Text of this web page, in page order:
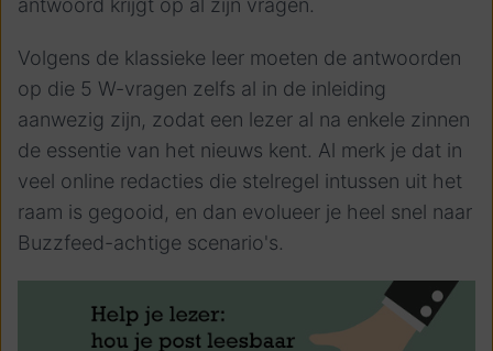
antwoord krijgt op al zijn vragen.
Volgens de klassieke leer moeten de antwoorden
op die 5 W-vragen zelfs al in de inleiding
aanwezig zijn, zodat een lezer al na enkele zinnen
de essentie van het nieuws kent. Al merk je dat in
veel online redacties die stelregel intussen uit het
raam is gegooid, en dan evolueer je heel snel naar
Buzzfeed-achtige scenario's.